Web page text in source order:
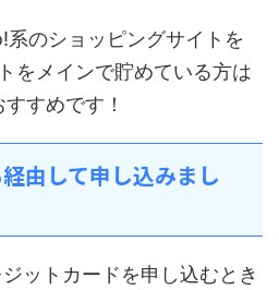
のショッピングサイトを
をメインで貯めている方は
すめです！
由して申し込みまし
ットカードを申し込むとき